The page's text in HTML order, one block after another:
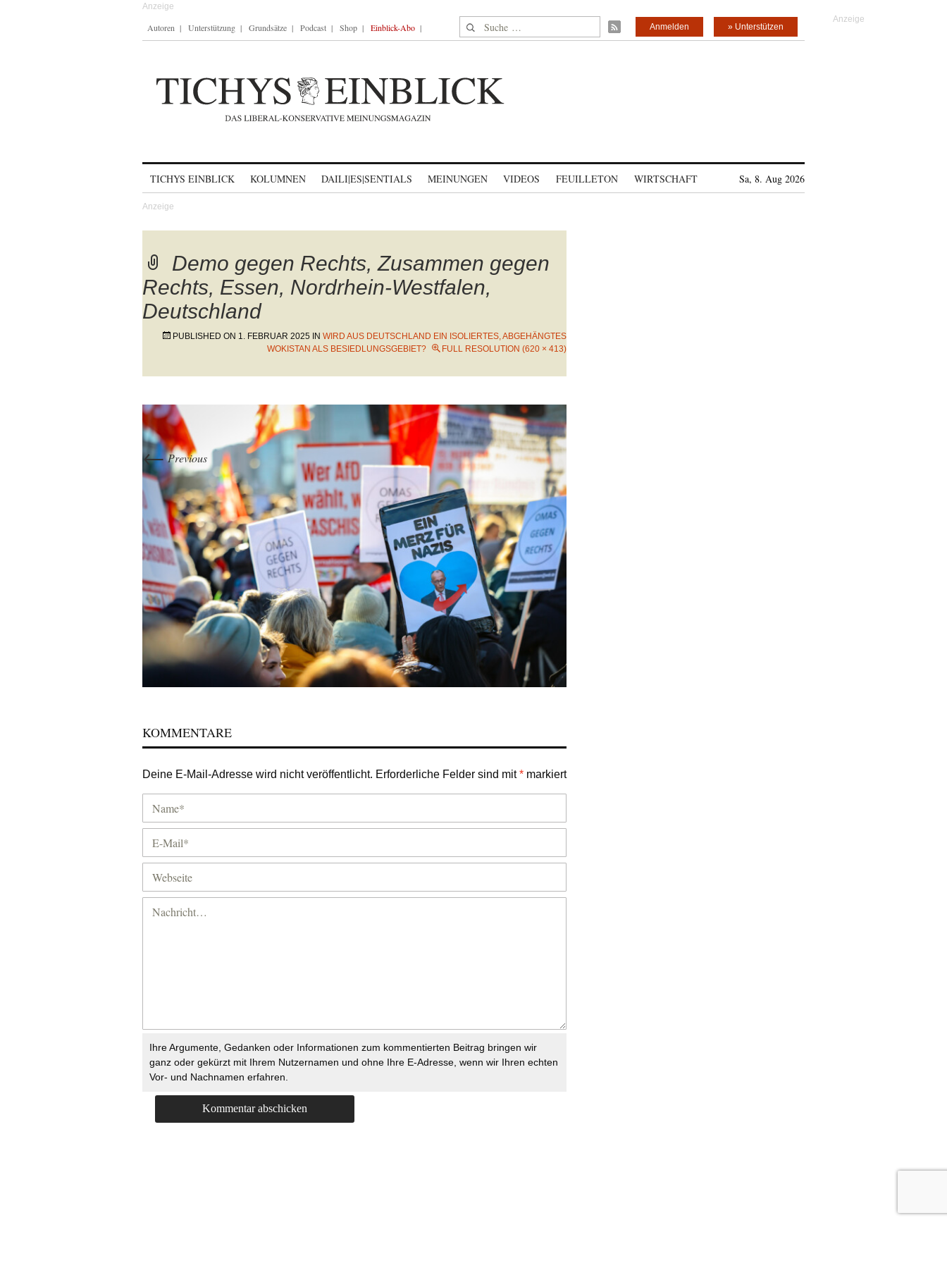
Autoren Unterstützung Grundsätze Podcast Shop Einblick-Abo Suche nach: » Unterstützen
Anmelden
TICHYS EINBLICK KOLUMNEN DAILI|ES|SENTIALS MEINUNGEN VIDEOS FEUILLETON WIRTSCHAFT Sa, 8. Aug 2026
Demo gegen Rechts, Zusammen gegen
Rechts, Essen, Nordrhein-Westfalen,
Deutschland
PUBLISHED ON 1. FEBRUAR 2025 IN WIRD AUS DEUTSCHLAND EIN ISOLIERTES, ABGEHÄNGTES
WOKISTAN ALS BESIEDLUNGSGEBIET?
FULL RESOLUTION (620 × 413)
←Previous
KOMMENTARE
Deine E-Mail-Adresse wird nicht veröffentlicht. Erforderliche Felder sind mit* markiert
Ihre Argumente, Gedanken oder Informationen zum kommentierten Beitrag bringen wir
ganz oder gekürzt mit Ihrem Nutzernamen und ohne Ihre E-Adresse, wenn wir Ihren echten
Vor- und Nachnamen erfahren.